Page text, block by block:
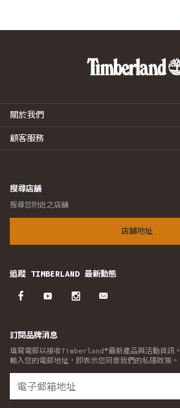
關於我們
顧客服務
搜尋店舖
搜尋您附近之店舖
店舖地址
追蹤 TIMBERLAND 最新動態
訂閱品牌消息
填寫電郵以接收Timberland®最新產品與活動資訊。
輸入您的電郵地址，即表示您同意我們的私隱政策。